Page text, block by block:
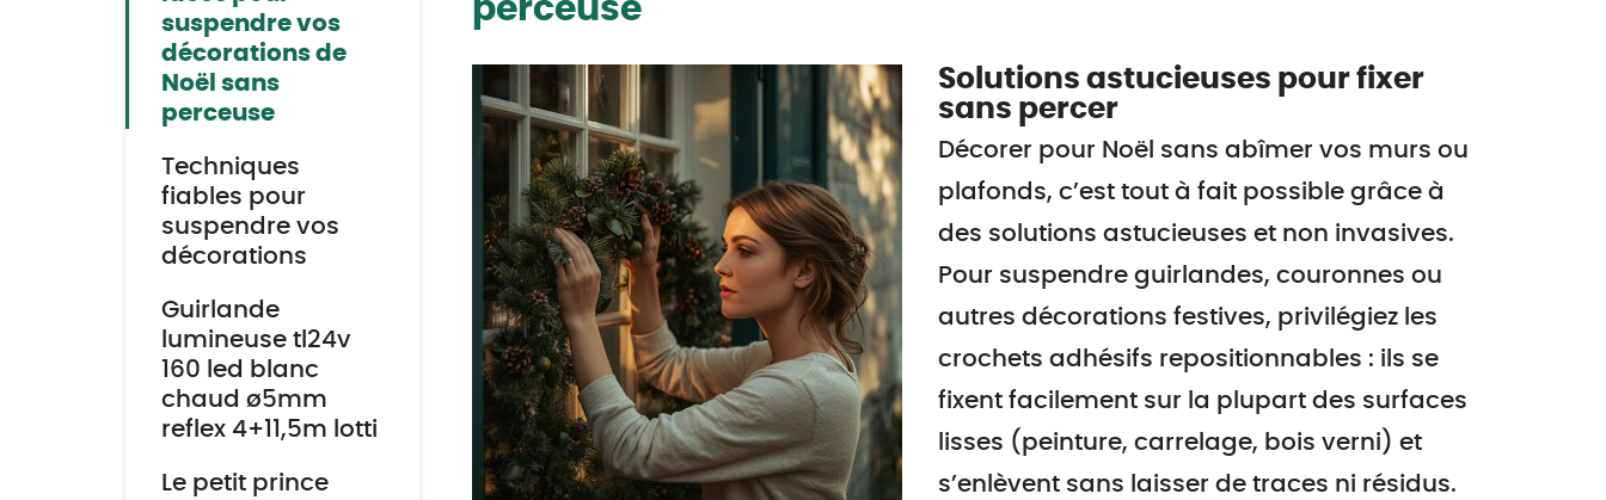
suspendre vos
décorations de
Noël sans
perceuse
Techniques
fiables pour
suspendre vos
décorations
Guirlande
lumineuse tl24v
160 led blanc
chaud ø5mm
reflex 4+11,5m lotti
Le petit prince
perceuse
Solutions astucieuses pour fixer
sans percer
Décorer pour Noël sans abîmer vos murs ou
plafonds, c’est tout à fait possible grâce à
des solutions astucieuses et non invasives.
Pour suspendre guirlandes, couronnes ou
autres décorations festives, privilégiez les
crochets adhésifs repositionnables : ils se
fixent facilement sur la plupart des surfaces
lisses (peinture, carrelage, bois verni) et
s’enlèvent sans laisser de traces ni résidus.